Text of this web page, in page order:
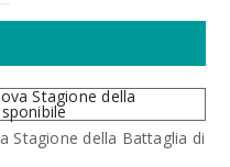
Stagione della Battaglia di